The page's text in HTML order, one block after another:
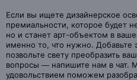
Если вы ищете дизайнерское
премиальности, которое будет
но и станет арт-объектом в
именно то, что нужно. Добавьте
позвольте свету преобразить
вопросы — напишите нам в чат.
удовольствием поможем